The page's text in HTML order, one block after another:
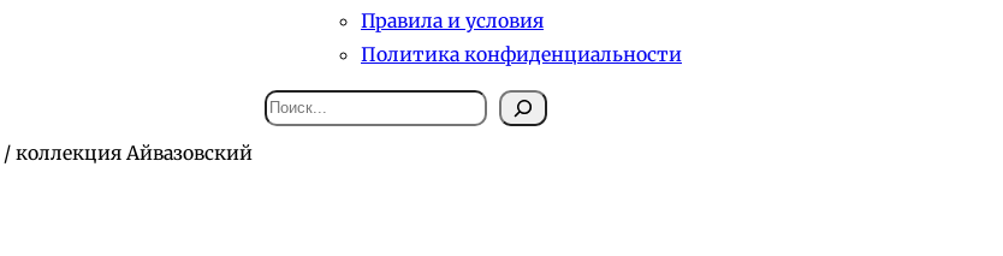
Правила и условия
Политика конфиденциальности
Поиск
/ коллекция Айвазовский